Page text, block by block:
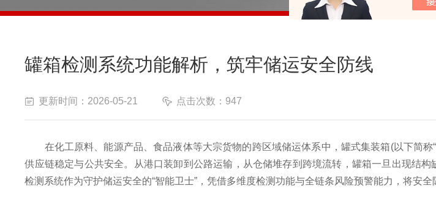
罐箱检测系统功能解析，筑牢储运安全防线
更新时间：2026-05-21 点击次数：947
在化工原料、能源产品、食品液体等大宗货物的跨区域储运体系中，罐式集装箱(以下简称
供应链稳定与公共安全。从港口装卸到公路运输，从仓储堆存到跨境流转，罐箱一旦出现结
检测系统作为守护储运安全的“智能卫士”，凭借多维度检测功能与全链条风险预警能力，将安